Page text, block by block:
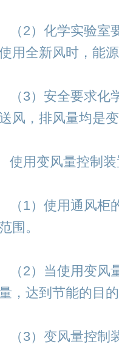
（2）化学实验室
用全新风时，能
（3）安全要求化
风，排风量均是
使用变风量控制
（1）使用通风柜
围。
（2）当使用变风
，达到节能的目
（3）变风量控制